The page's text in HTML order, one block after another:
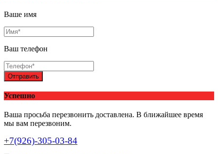
Ваше имя
Ваш телефон
Отправить
Успешно
Ваша просьба перезвонить доставлена. В ближайшее время
мы вам перезвоним.
+7(926)-305-03-84